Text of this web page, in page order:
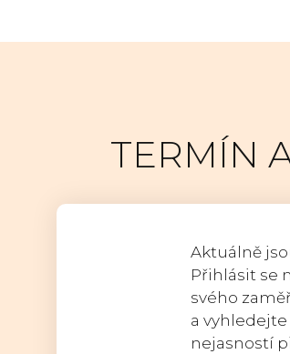
TERMÍN
Aktuálně
Přihlásit se
svého
a
nejasností